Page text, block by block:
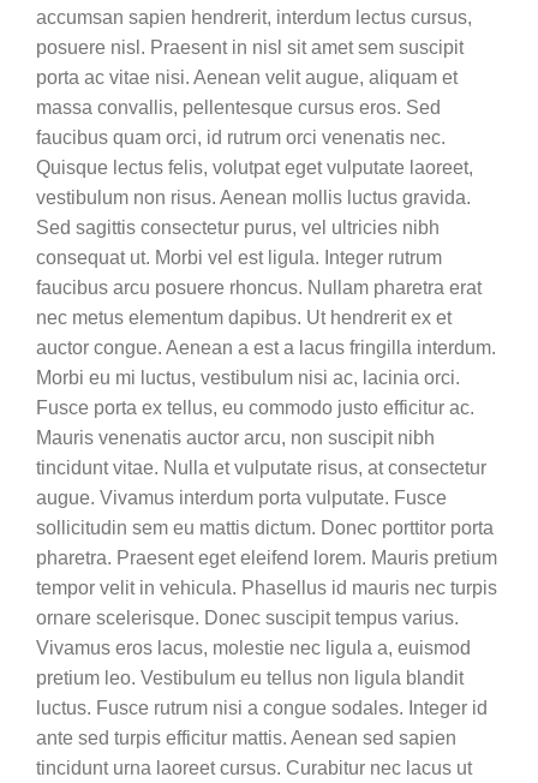
Cart
accumsan sapien hendrerit, interdum lectus cursus,
posuere nisl. Praesent in nisl sit amet sem suscipit
porta ac vitae nisi. Aenean velit augue, aliquam et
massa convallis, pellentesque cursus eros. Sed
faucibus quam orci, id rutrum orci venenatis nec.
Quisque lectus felis, volutpat eget vulputate laoreet,
vestibulum non risus. Aenean mollis luctus gravida.
Sed sagittis consectetur purus, vel ultricies nibh
consequat ut. Morbi vel est ligula. Integer rutrum
faucibus arcu posuere rhoncus. Nullam pharetra erat
nec metus elementum dapibus. Ut hendrerit ex et
auctor congue. Aenean a est a lacus fringilla interdum.
Morbi eu mi luctus, vestibulum nisi ac, lacinia orci.
Fusce porta ex tellus, eu commodo justo efficitur ac.
Mauris venenatis auctor arcu, non suscipit nibh
tincidunt vitae. Nulla et vulputate risus, at consectetur
augue. Vivamus interdum porta vulputate. Fusce
sollicitudin sem eu mattis dictum. Donec porttitor porta
pharetra. Praesent eget eleifend lorem. Mauris pretium
tempor velit in vehicula. Phasellus id mauris nec turpis
ornare scelerisque. Donec suscipit tempus varius.
Vivamus eros lacus, molestie nec ligula a, euismod
pretium leo. Vestibulum eu tellus non ligula blandit
luctus. Fusce rutrum nisi a congue sodales. Integer id
ante sed turpis efficitur mattis. Aenean sed sapien
tincidunt urna laoreet cursus. Curabitur nec lacus ut